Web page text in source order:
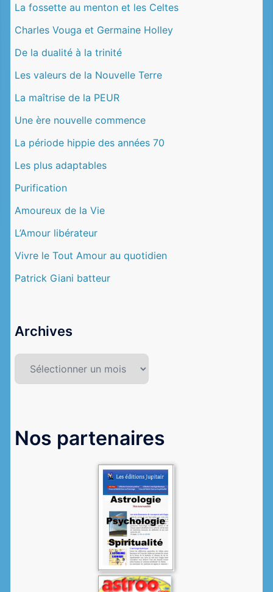
La fossette au menton et les Celtes
Charles Vouga et Germaine Holley
De la dualité à la trinité
Les valeurs de la Nouvelle Terre
La maîtrise de la PEUR
Une ère nouvelle commence
La période hippie des années 70
Les plus adaptables
Purification
Amoureux de la Vie
L’Amour libérateur
Vivre le Tout Amour au quotidien
Patrick Giani batteur
Archives
Archives
Nos partenaires